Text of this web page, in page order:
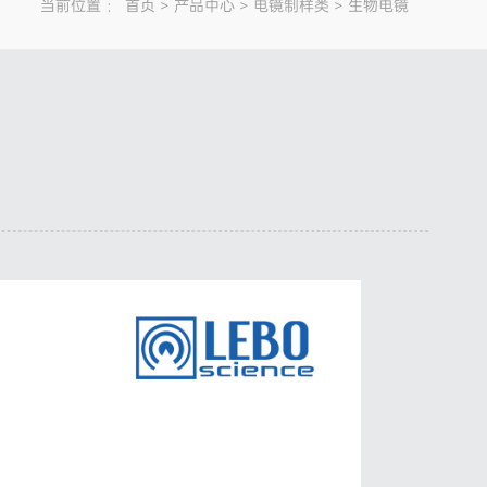
当前位置 ： 首页 > 产品中心 > 电镜制样类 > 生物电镜